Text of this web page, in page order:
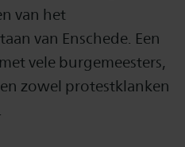
van het
van Enschede. Een
vele burgemeesters,
zowel protestklanken